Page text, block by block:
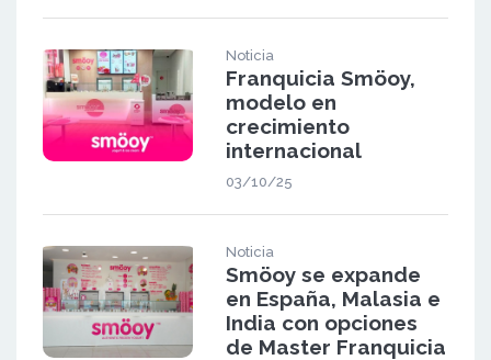
Noticia
Franquicia Smöoy,
modelo en
crecimiento
internacional
03/10/25
Noticia
Smöoy se expande
en España, Malasia e
India con opciones
de Master Franquicia